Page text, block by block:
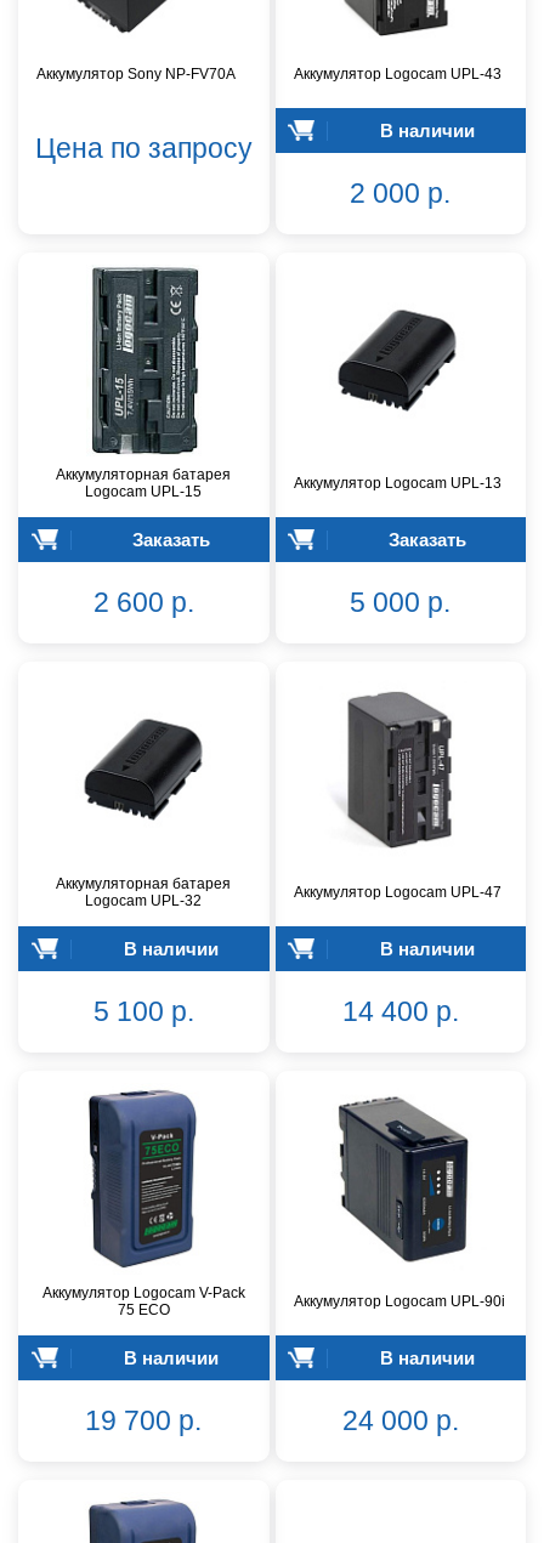
Аккумулятор Sony NP-FV70A
Цена по запросу
Аккумулятор Logocam UPL-43
В наличии
2 000 р.
Аккумуляторная батарея
Logocam UPL-15
Заказать
2 600 р.
Аккумулятор Logocam UPL-13
Заказать
5 000 р.
Аккумуляторная батарея
Logocam UPL-32
В наличии
5 100 р.
Аккумулятор Logocam UPL-47
В наличии
14 400 р.
Аккумулятор Logocam V-Pack
75 ECO
В наличии
19 700 р.
Аккумулятор Logocam UPL-90i
В наличии
24 000 р.